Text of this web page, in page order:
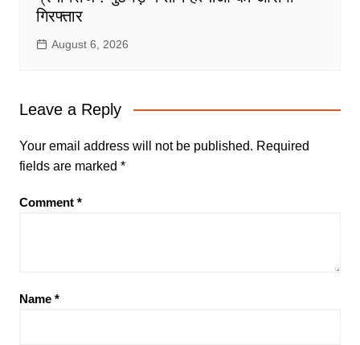
गिरफ्तार
August 6, 2026
Leave a Reply
Your email address will not be published. Required
fields are marked *
Comment *
Name *